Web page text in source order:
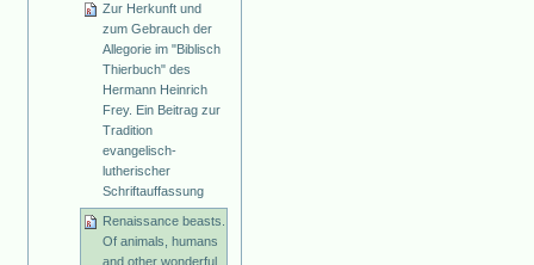
Zur Herkunft und
zum Gebrauch der
Allegorie im "Biblisch
Thierbuch" des
Hermann Heinrich
Frey. Ein Beitrag zur
Tradition
evangelisch-
lutherischer
Schriftauffassung
Renaissance beasts.
Of animals, humans
and other wonderful